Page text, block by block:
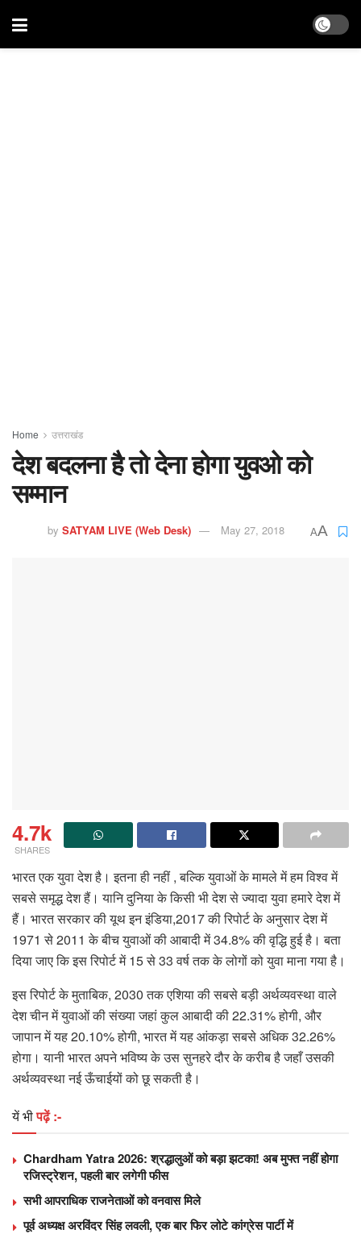
Home उत्तराखंड
देश बदलना है तो देना होगा युवओ को
सम्मान
by SATYAM LIVE (Web Desk) May 27, 2018 AA
4.7k
SHARES
भारत एक युवा देश है। इतना ही नहीं , बल्कि युवाओं के मामले में हम विश्व में
सबसे समृद्ध देश हैं। यानि दुनिया के किसी भी देश से ज्यादा युवा हमारे देश में
हैं। भारत सरकार की यूथ इन इंडिया,2017 की रिपोर्ट के अनुसार देश में
1971 से 2011 के बीच युवाओं की आबादी में 34.8% की वृद्धि हुई है। बता
दिया जाए कि इस रिपोर्ट में 15 से 33 वर्ष तक के लोगों को युवा माना गया है।
इस रिपोर्ट के मुताबिक, 2030 तक एशिया की सबसे बड़ी अर्थव्यवस्था वाले
देश चीन में युवाओं की संख्या जहां कुल आबादी की 22.31% होगी, और
जापान में यह 20.10% होगी, भारत में यह आंकड़ा सबसे अधिक 32.26%
होगा। यानी भारत अपने भविष्य के उस सुनहरे दौर के करीब है जहाँ उसकी
अर्थव्यवस्था नई ऊँचाईयों को छू सकती है।
यें भीपढ़ें :-
Chardham Yatra 2026: श्रद्धालुओं को बड़ा झटका! अब मुफ्त नहीं होगा
रजिस्ट्रेशन, पहली बार लगेगी फीस
सभी आपराधिक राजनेताओं को वनवास मिले
पूर्व अध्यक्ष अरविंदर सिंह लवली, एक बार फिर लोटे कांग्रेस पार्टी में